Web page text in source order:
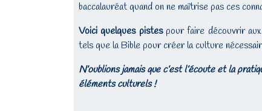
baccalauréat quand on ne maîtrise pas ces
Voici quelques pistespour faire découvrir
tels que la Bible pour créer la culture
N’oublions jamais que c’est l’écoute et la
éléments culturels !